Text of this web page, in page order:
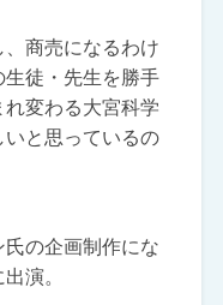
商売になるわけ
徒・先生を勝手
変わる大宮科学
と思っているの
の企画制作にな
演。